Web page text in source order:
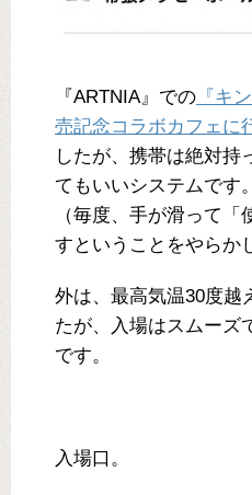
『ARTNIA』での 『キ
売記念コラボカフェに
したが、携帯は絶対持
てもいいシステムです。
（毎度、手が滑って
すということをやらか
外は、最高気温30度越
たが、入場はスムーズ
です。
入場口。